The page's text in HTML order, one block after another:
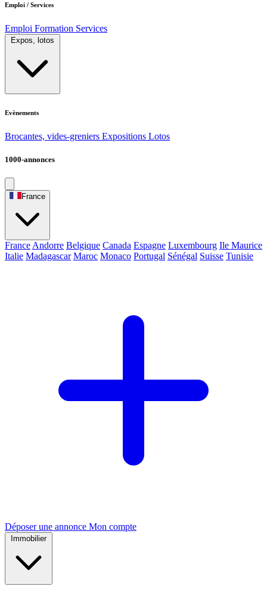
Emploi / Services
Emploi Formation Services
Expos, lotos
Evènements
Brocantes, vides-greniers Expositions Lotos
1000-annonces
France
France Andorre Belgique Canada Espagne Luxembourg Ile Maurice
Italie Madagascar Maroc Monaco Portugal Sénégal Suisse Tunisie
Déposer une annonce Mon compte
Immobilier